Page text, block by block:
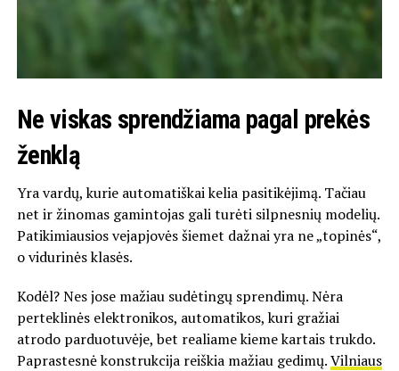
Ne viskas sprendžiama pagal prekės
ženklą
Yra vardų, kurie automatiškai kelia pasitikėjimą. Tačiau
net ir žinomas gamintojas gali turėti silpnesnių modelių.
Patikimiausios vejapjovės šiemet dažnai yra ne „topinės“,
o vidurinės klasės.
Kodėl? Nes jose mažiau sudėtingų sprendimų. Nėra
perteklinės elektronikos, automatikos, kuri gražiai
atrodo parduotuvėje, bet realiame kieme kartais trukdo.
Paprastesnė konstrukcija reiškia mažiau gedimų.Vilniaus